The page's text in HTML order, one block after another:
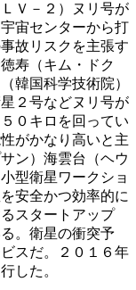
Ｖ－２）ヌリ号が
宙センターから打
故リスクを主張す
寿（キム・ドク
韓国科学技術院）
２号などヌリ号が
０キロを回ってい
がかなり高いと主
ン）海雲台（ヘウ
型衛星ワークショ
安全かつ効率的に
スタートアップ
。衛星の衝突予
スだ。２０１６年
した。